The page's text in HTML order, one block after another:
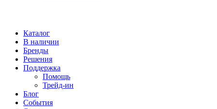
Каталог
В наличии
Бренды
Решения
Поддержка
Помощь
Трейд-ин
Блог
События